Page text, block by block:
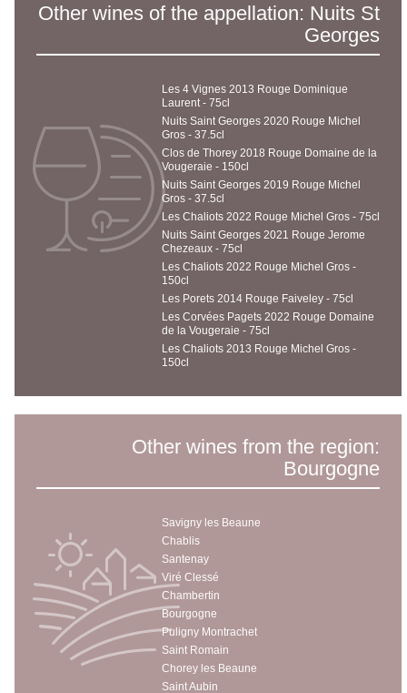
Other wines of the appellation: Nuits St
Georges
Les 4 Vignes 2013 Rouge Dominique
Laurent - 75cl
Nuits Saint Georges 2020 Rouge Michel
Gros - 37.5cl
Clos de Thorey 2018 Rouge Domaine de la
Vougeraie - 150cl
Nuits Saint Georges 2019 Rouge Michel
Gros - 37.5cl
Les Chaliots 2022 Rouge Michel Gros - 75cl
Nuits Saint Georges 2021 Rouge Jerome
Chezeaux - 75cl
Les Chaliots 2022 Rouge Michel Gros -
150cl
Les Porets 2014 Rouge Faiveley - 75cl
Les Corvées Pagets 2022 Rouge Domaine
de la Vougeraie - 75cl
Les Chaliots 2013 Rouge Michel Gros -
150cl
Other wines from the region:
Bourgogne
Savigny les Beaune
Chablis
Santenay
Viré Clessé
Chambertin
Bourgogne
Puligny Montrachet
Saint Romain
Chorey les Beaune
Saint Aubin